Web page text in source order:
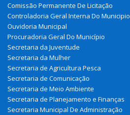
Comissão Permanente De Licitação
Controladoria Geral Interna Do Municipio
Ouvidoria Municipal
Procuradoria Geral Do Município
Secretaria da Juventude
Secretaria da Mulher
Secretaria de Agricultura Pesca
Secretaria de Comunicação
Secretaria de Meio Ambiente
Secretaria de Planejamento e Finanças
Secretaria Municipal De Administração